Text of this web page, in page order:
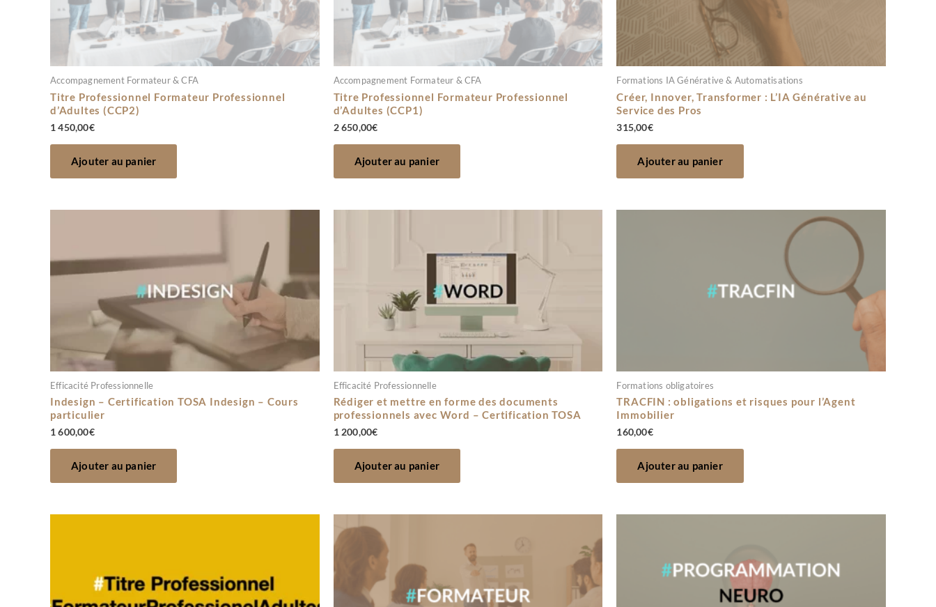
Accompagnement Formateur & CFA
Titre Professionnel Formateur Professionnel
d’Adultes (CCP2)
1 450,00€
Ajouter au panier
Accompagnement Formateur & CFA
Titre Professionnel Formateur Professionnel
d’Adultes (CCP1)
2 650,00€
Ajouter au panier
Formations IA Générative & Automatisations
Créer, Innover, Transformer : L’IA Générative au
Service des Pros
315,00€
Ajouter au panier
Efficacité Professionnelle
Indesign – Certification TOSA Indesign – Cours
particulier
1 600,00€
Ajouter au panier
Efficacité Professionnelle
Rédiger et mettre en forme des documents
professionnels avec Word – Certification TOSA
1 200,00€
Ajouter au panier
Formations obligatoires
TRACFIN : obligations et risques pour l’Agent
Immobilier
160,00€
Ajouter au panier